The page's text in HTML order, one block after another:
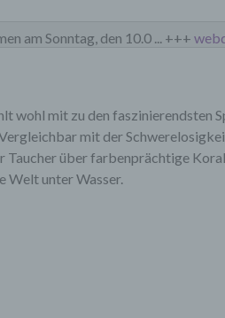
Sonntag, den 10.0 ... +++
wohl mit zu den faszinierendsten
mit der
Taucher über farbenprächtige
Welt unter Wasser.